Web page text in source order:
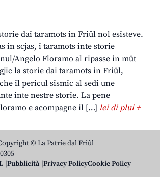
dai taramots in Friûl nol esisteve.
in scjas, i taramots inte storie
Angelo Floramo al ripasse in mût
la storie dai taramots in Friûl,
il pericul sismic al sedi une
inte nestre storie. La pene
e acompagne il […] lei di plui +
© La Patrie dal Friûl
Pubblicità Privacy PolicyCookie Policy